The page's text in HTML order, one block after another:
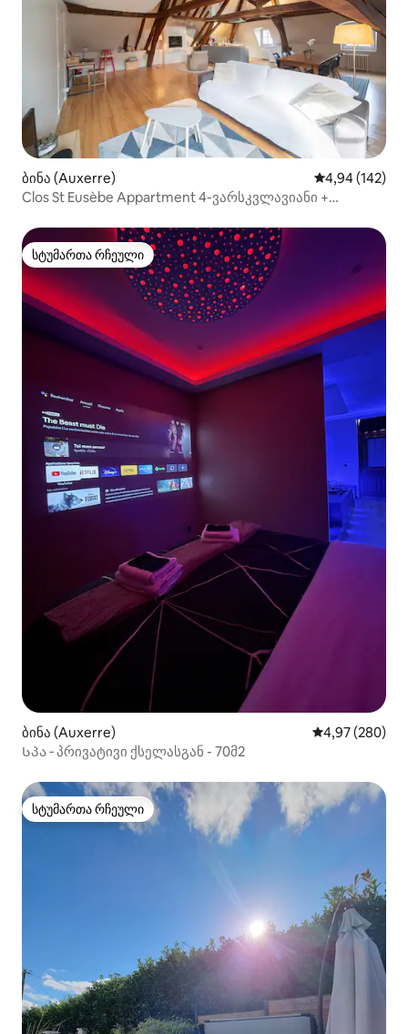
ბინა (Auxerre) საშუალო
4,94 (142)
Clos St Eusèbe Appartment 4-ვარსკვლავიანი +
სტუმართა რჩეული
სტუმართა რჩეული
ბინა (Auxerre) საშუალო
4,97 (280)
Სპა ‑ პრივატივი ქსელასგან - 70მ2
სტუმართა რჩეული
სტუმართა რჩეული